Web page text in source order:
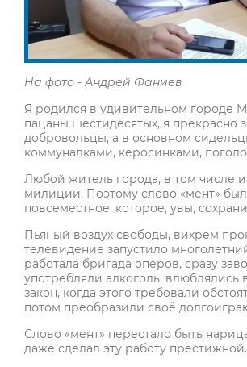
На фото - Андрей Фаниев
Я родился в удивительном городе
пацаны шестидесятых, я прекрасно
добровольцы, а в основном
коммуналками, керосинками,
Любой житель города, в том числе
милиции. Поэтому слово «мент»
повсеместное, которое, увы,
Пьяный воздух свободы, вихрем
телевидение запустило
работала бригада оперов, сразу
употребляли алкоголь,
закон, когда этого требовали
потом преобразили своё
Слово «мент» перестало быть
даже сделал эту работу престижной.